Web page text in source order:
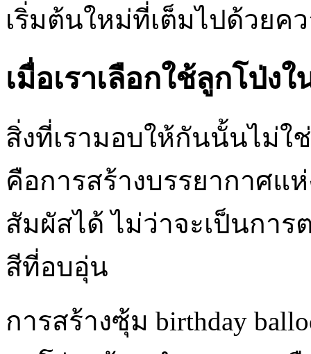
เริ่มต้นใหม่ที่เต็มไปด้วยค
เมื่อเราเลือกใช้ลูกโป่ง
สิ่งที่เรามอบให้กันนั้นไม่ใ
คือการสร้างบรรยากาศ
สัมผัสได้ ไม่ว่าจะเป็นกา
สีที่อบอุ่น
การสร้างซุ้ม birthday